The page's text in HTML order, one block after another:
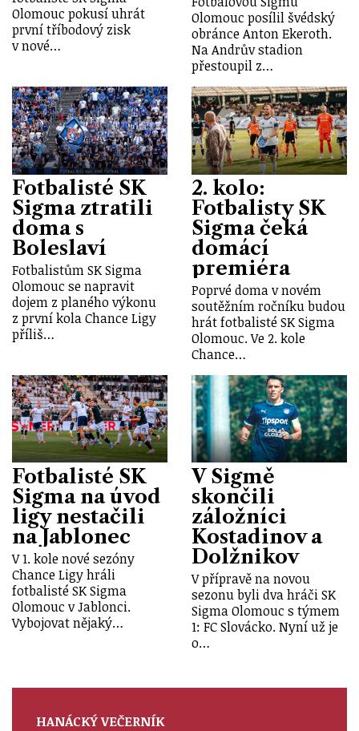
Olomouc pokusí uhrát
první tříbodový zisk
v nové…
Olomouc posílil švédský
obránce Anton Ekeroth.
Na Andrův stadion
přestoupil z…
Fotbalisté SK
Sigma ztratili
doma s
Boleslaví
Fotbalistům SK Sigma
Olomouc se napravit
dojem z planého výkonu
z první kola Chance Ligy
příliš…
2. kolo:
Fotbalisty SK
Sigma čeká
domácí
premiéra
Poprvé doma v novém
soutěžním ročníku budou
hrát fotbalisté SK Sigma
Olomouc. Ve 2. kole
Chance…
Fotbalisté SK
Sigma na úvod
ligy nestačili
na Jablonec
V 1. kole nové sezóny
Chance Ligy hráli
fotbalisté SK Sigma
Olomouc v Jablonci.
Vybojovat nějaký…
V Sigmě
skončili
záložníci
Kostadinov a
Dolžnikov
V přípravě na novou
sezonu byli dva hráči SK
Sigma Olomouc s týmem
1: FC Slovácko. Nyní už je
o…
HANÁCKÝ VEČERNÍK